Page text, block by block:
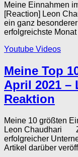
Meine Einnahmen
[Reaction] Leon
ein ganz
erfolgreichste Monat
Youtube Videos
Meine Top
April 2021 –
Reaktion
Meine 10 größten
Leon Chaudhari
erfolgreicher
Artikel darüber